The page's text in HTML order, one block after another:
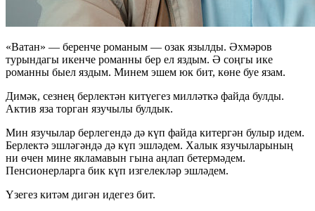
«Ватан» — беренче романым — озак язылды. Әхмәров
турындагы икенче романны бер ел яздым. Ә соңгы ике
романны быел яздым. Минем эшем юк бит, көне буе язам.
Димәк, сезнең берлектән китүегез милләткә файда булды.
Актив яза торган язучылы булдык.
Мин язучылар берлегендә дә күп файда китергән булыр идем.
Берлектә эшләгәндә дә күп эшләдем. Халык язучыларының
ни өчен мине якламавын гына аңлап бетермәдем.
Пенсионерларга бик күп изгелекләр эшләдем.
Үзегез китәм дигән идегез бит.